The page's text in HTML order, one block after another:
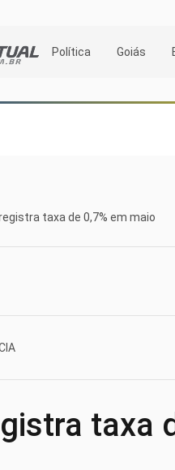
Política Goiás
registra taxa de 0,7% em maio
taxa